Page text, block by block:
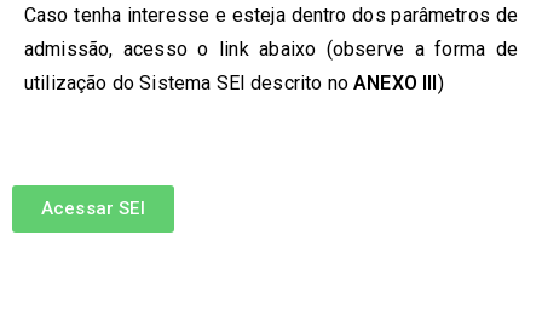
Caso tenha interesse e esteja dentro dos parâmetros de
admissão, acesso o link abaixo (observe a forma de
utilização do Sistema SEI descrito noANEXO III)
Acessar SEI